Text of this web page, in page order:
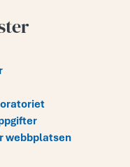
webbplatsen